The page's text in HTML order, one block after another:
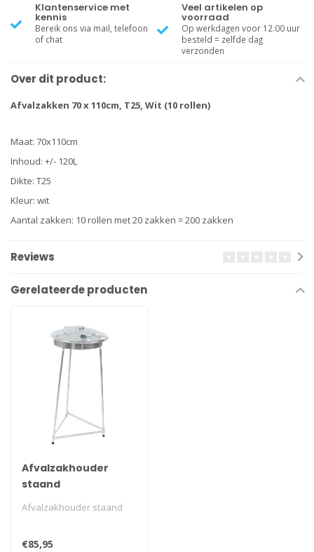
Klantenservice met
kennis
Bereik ons via mail, telefoon
of chat
Veel artikelen op
voorraad
Op werkdagen voor 12.00 uur
besteld = zelfde dag
verzonden
Over dit product:
Afvalzakken 70 x 110cm, T25, Wit (10 rollen)
Maat: 70x110cm
Inhoud: +/- 120L
Dikte: T25
Kleur: wit
Aantal zakken: 10 rollen met 20 zakken = 200 zakken
Reviews
Gerelateerde producten
Afvalzakhouder
staand
Afvalzakhouder staand
€85,95